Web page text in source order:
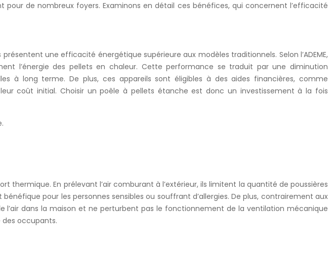
de nombreux foyers. Examinons en détail ces bénéfices, qui concernent l’efficacité
une efficacité énergétique supérieure aux modèles traditionnels. Selon l’ADEME,
l’énergie des pellets en chaleur. Cette performance se traduit par une diminution
à long terme. De plus, ces appareils sont éligibles à des aides financières, comme
leur coût initial. Choisir un poêle à pellets étanche est donc un investissement à la fois
thermique. En prélevant l’air comburant à l’extérieur, ils limitent la quantité de poussières
pour les personnes sensibles ou souffrant d’allergies. De plus, contrairement aux
dans la maison et ne perturbent pas le fonctionnement de la ventilation mécanique
occupants.